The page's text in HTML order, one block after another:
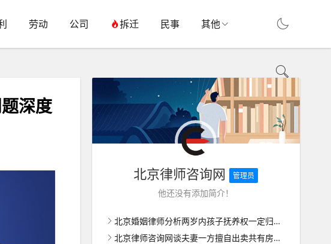
劳动 公司 拆迁 民事 其他
深度
北京律师咨询网 管理员
他还没有添加简介！
北京婚姻律师分析两岁内孩子抚养权一定归女方吗
北京律师咨询网谈夫妻一方擅自出卖共有房屋如何维权